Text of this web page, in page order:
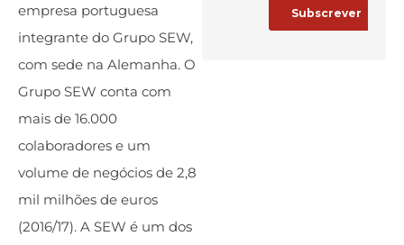
empresa portuguesa
integrante do Grupo SEW,
com sede na Alemanha. O
Grupo SEW conta com
mais de 16.000
colaboradores e um
volume de negócios de 2,8
mil milhões de euros
(2016/17). A SEW é um dos